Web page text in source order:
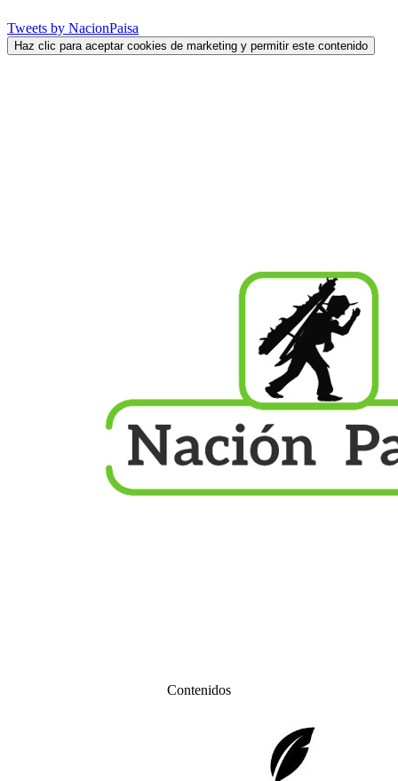
Tweets by NacionPaisa
Haz clic para aceptar cookies de marketing y permitir este contenido
Contenidos